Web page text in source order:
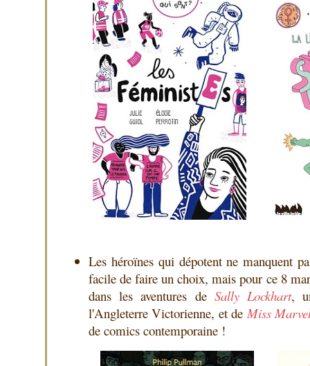
Les héroïnes qui dépotent ne manquent
facile de faire un choix, mais pour ce 8
dans les aventures de Sally Lockhart,
l'Angleterre Victorienne, et de Miss
de comics contemporaine !